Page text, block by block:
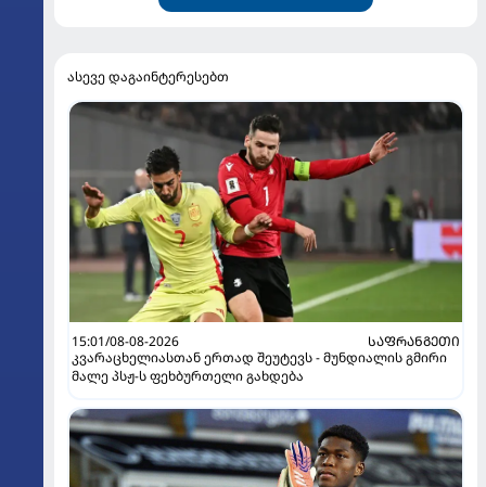
ასევე დაგაინტერესებთ
15:01/08-08-2026
ᲡᲐᲤᲠᲐᲜᲒᲔᲗᲘ
კვარაცხელიასთან ერთად შეუტევს - მუნდიალის გმირი
მალე პსჟ-ს ფეხბურთელი გახდება